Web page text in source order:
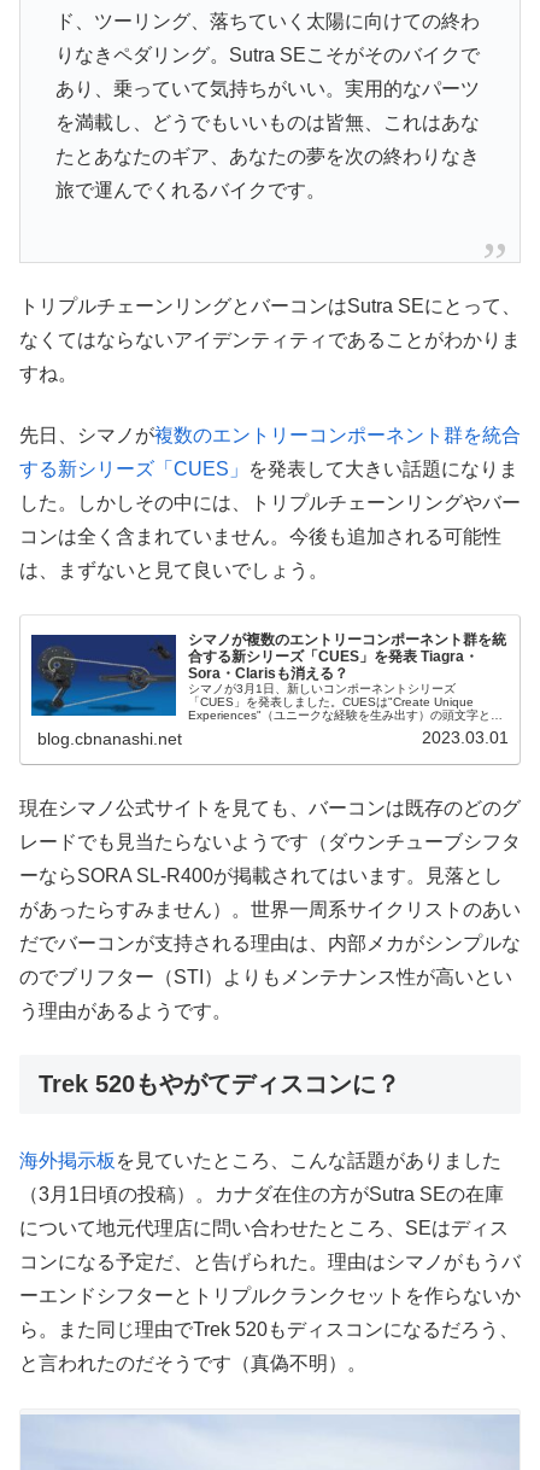
ド、ツーリング、落ちていく太陽に向けての終わ
りなきペダリング。Sutra SEこそがそのバイクで
あり、乗っていて気持ちがいい。実用的なパーツ
を満載し、どうでもいいものは皆無、これはあな
たとあなたのギア、あなたの夢を次の終わりなき
旅で運んでくれるバイクです。
トリプルチェーンリングとバーコンはSutra SEにとって、
なくてはならないアイデンティティであることがわかりま
すね。
先日、シマノが複数のエントリーコンポーネント群を統合
する新シリーズ「CUES」
を発表して大きい話題になりま
した。しかしその中には、トリプルチェーンリングやバー
コンは全く含まれていません。今後も追加される可能性
は、まずないと見て良いでしょう。
シマノが複数のエントリーコンポーネント群を統
合する新シリーズ「CUES」を発表 Tiagra・
Sora・Clarisも消える？
シマノが3月1日、新しいコンポーネントシリーズ
「CUES」を発表しました。CUESは"Create Unique
Experiences"（ユニークな経験を生み出す）の頭文字とさ
blog.cbnanashi.net 2023.03.01
現在シマノ公式サイトを見ても、バーコンは既存のどのグ
レードでも見当たらないようです（ダウンチューブシフタ
ーならSORA SL-R400が掲載されてはいます。見落とし
があったらすみません）。世界一周系サイクリストのあい
だでバーコンが支持される理由は、内部メカがシンプルな
のでブリフター（STI）よりもメンテナンス性が高いとい
う理由があるようです。
Trek 520もやがてディスコンに？
海外掲示板 を見ていたところ、こんな話題がありました
（3月1日頃の投稿）。カナダ在住の方がSutra SEの在庫
について地元代理店に問い合わせたところ、SEはディス
コンになる予定だ、と告げられた。理由はシマノがもうバ
ーエンドシフターとトリプルクランクセットを作らないか
ら。また同じ理由でTrek 520もディスコンになるだろう、
と言われたのだそうです（真偽不明）。